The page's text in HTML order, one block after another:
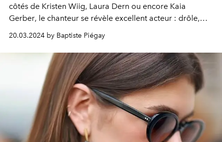
côtés de Kristen Wiig, Laura Dern ou encore Kaia
Gerber, le chanteur se révèle excellent acteur : drôle,
touchant, élégant. À l’image de sa présence exquise lors
d’un entretien avec
L'OFFICIEL
20.03.2024 by Baptiste Piégay